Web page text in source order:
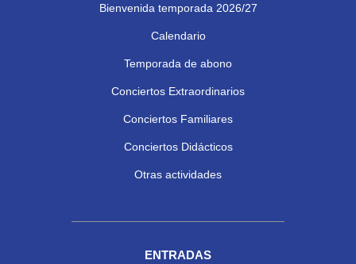
Bienvenida temporada 2026/27
Calendario
Temporada de abono
Conciertos Extraordinarios
Conciertos Familiares
Conciertos Didácticos
Otras actividades
ENTRADAS